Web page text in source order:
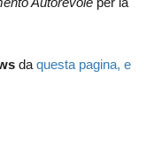
da questa pagina, e